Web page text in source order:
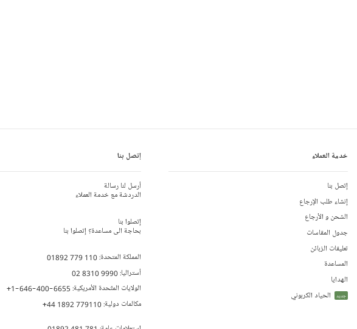
خدمة العملاء
إتصل بنا
إنشاء طلب الإرجاع
الشحن و الأرجاع
جدول المقاسات
تعليقات الزبائن
المساعدة
الهدايا
جديد الحياد الكربوني
إتصل بنا
أرسل لنا رسالة
الدردشة مع خدمة العملاء
إتصلوا بنا
بحاجة الى مساعدة؟ إتصلوا بنا
المملكة المتحدة:01892 779 110
أستراليا:02 8310 9990
الولايات المتّحدة الأمريكية: +1-646-400-6655
مكالمات دولية:+44 1892 779110